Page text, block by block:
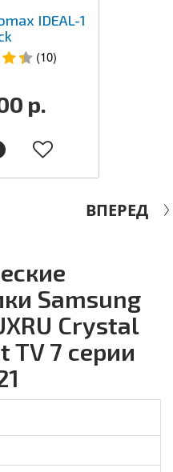
IDEAL-1
(10)
р.
ВПЕРЕД
Samsung
Crystal
TV 7 серии